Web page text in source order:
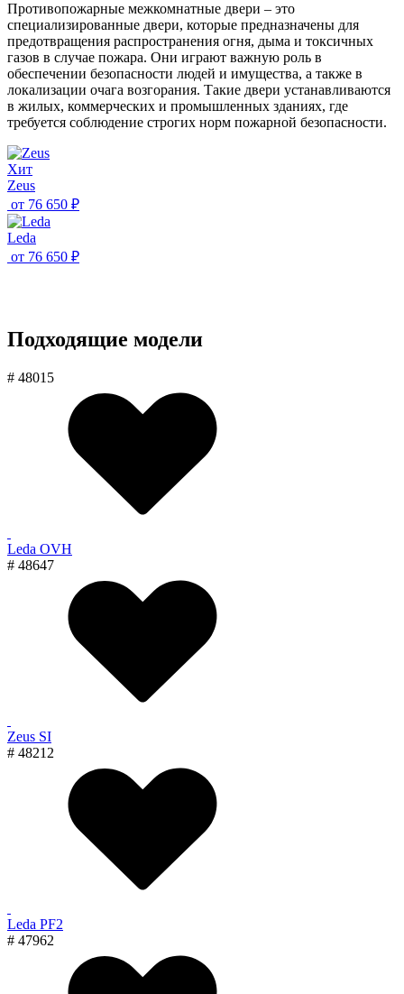
Противопожарные межкомнатные двери – это
специализированные двери, которые предназначены для
предотвращения распространения огня, дыма и токсичных
газов в случае пожара. Они играют важную роль в
обеспечении безопасности людей и имущества, а также в
локализации очага возгорания. Такие двери устанавливаются
в жилых, коммерческих и промышленных зданиях, где
требуется соблюдение строгих норм пожарной безопасности.
Хит
Zeus
от 76 650 ₽
Leda
от 76 650 ₽
Подходящие модели
# 48015
Leda OVH
# 48647
Zeus SI
# 48212
Leda PF2
# 47962